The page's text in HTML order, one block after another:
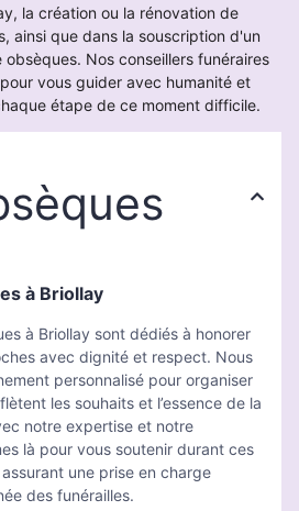
la création ou la rénovation de
ainsi que dans la souscription d'un
Nos conseillers funéraires
vous guider avec humanité et
étape de ce moment difficile.
à Briollay
à Briollay sont dédiés à honorer
avec dignité et respect. Nous
personnalisé pour organiser
les souhaits et l’essence de la
notre expertise et notre
là pour vous soutenir durant ces
une prise en charge
des funérailles.